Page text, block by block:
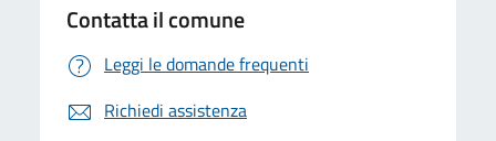
Contatta il comune
Leggi le domande frequenti
Richiedi assistenza